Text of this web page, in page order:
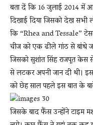
बता दें कि 16 जुलाई 2014 में
दिखाई दिया जिसको देख सभी
कि “Rhea and Tessale”
चीज को एक ढीले गांठ से बांधे
जिसको सुशांत सिंह राजपूत केस
से लटकर अपनी जान दी थी।
को छेह साल पहले इस बात के
जिसके बाद फैंस उन्होंने टाइम